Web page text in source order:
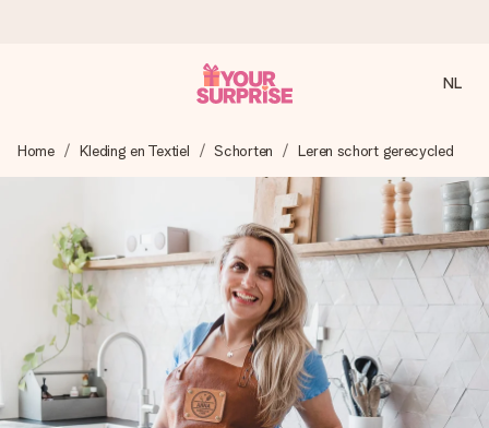
We maken jouw cadeau met zorg en zorgen dat het
razendsnel onderweg is - zodat jij kunt geven op precies
het juiste moment, wanneer het het meeste betekent.
4,8 (gebaseerd op +8.000 reviews)
Onze cadeaus worden gewaardeerd. Klanten beoordelen
ons met een 4,7 op Google Reviews
NL
Home Kleding en Textiel Schorten Leren schort gerecycled